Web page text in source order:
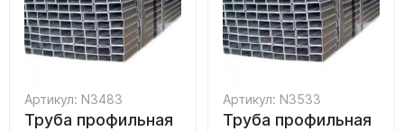
Артикул: N3483
Труба профильная
Артикул: N3533
Труба профильная